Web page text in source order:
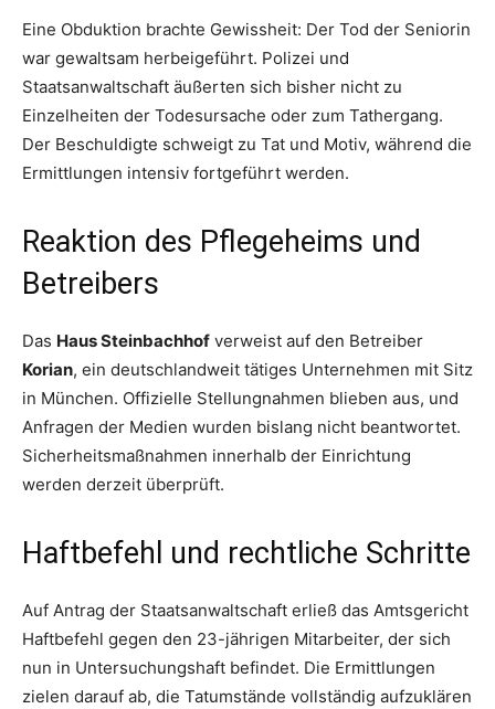
Eine Obduktion brachte Gewissheit: Der Tod der Seniorin
war gewaltsam herbeigeführt. Polizei und
Staatsanwaltschaft äußerten sich bisher nicht zu
Einzelheiten der Todesursache oder zum Tathergang.
Der Beschuldigte schweigt zu Tat und Motiv, während die
Ermittlungen intensiv fortgeführt werden.
Reaktion des Pflegeheims und
Betreibers
Das Haus Steinbachhof verweist auf den Betreiber
Korian, ein deutschlandweit tätiges Unternehmen mit Sitz
in München. Offizielle Stellungnahmen blieben aus, und
Anfragen der Medien wurden bislang nicht beantwortet.
Sicherheitsmaßnahmen innerhalb der Einrichtung
werden derzeit überprüft.
Haftbefehl und rechtliche Schritte
Auf Antrag der Staatsanwaltschaft erließ das Amtsgericht
Haftbefehl gegen den 23-jährigen Mitarbeiter, der sich
nun in Untersuchungshaft befindet. Die Ermittlungen
zielen darauf ab, die Tatumstände vollständig aufzuklären